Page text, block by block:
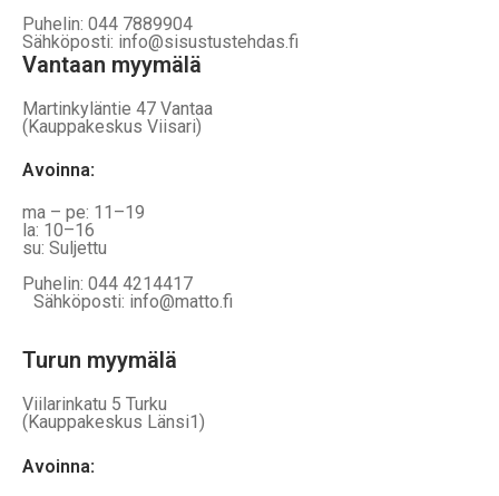
Puhelin: 044 7889904
Sähköposti: info@sisustustehdas.fi
Vantaan myymälä
Martinkyläntie 47 Vantaa
(Kauppakeskus Viisari)
Avoinna:
ma – pe: 11–19
la: 10–16
su: Suljettu
Puhelin: 044 4214417
Sähköposti: info@matto.fi
Turun myymälä
Viilarinkatu 5 Turku
(Kauppakeskus Länsi1)
Avoinna: